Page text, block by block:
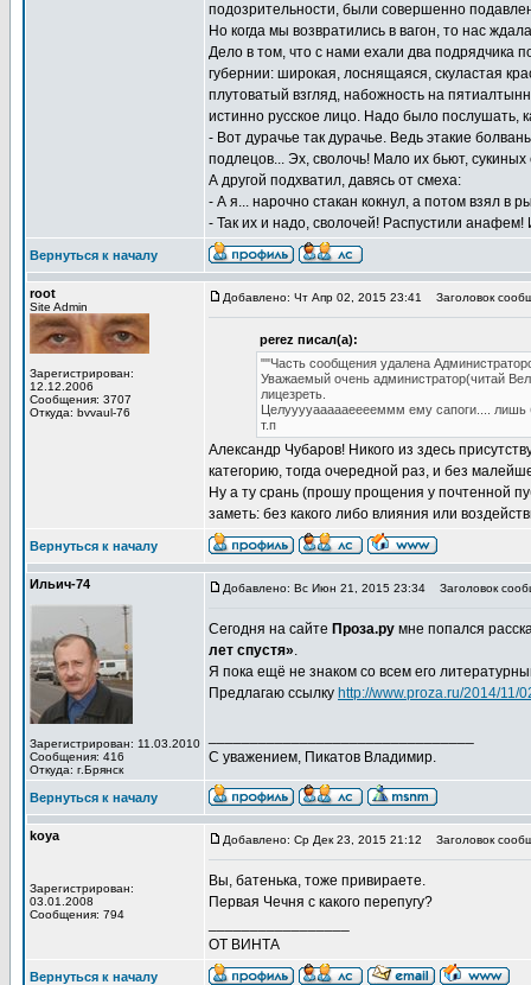
подозрительности, были совершенно
Но когда мы возвратились в вагон, то нас
Дело в том, что с нами ехали два подрядчика
губернии: широкая, лоснящаяся, скуластая
плутоватый взгляд, набожность на
истинно русское лицо. Надо было послушать,
- Вот дурачье так дурачье. Ведь этакие
подлецов... Эх, сволочь! Мало их бьют,
А другой подхватил, давясь от смеха:
- А я... нарочно стакан кокнул, а потом взял в
- Так их и надо, сволочей! Распустили анафем!
Вернуться к началу
root
Site Admin
Зарегистрирован:
12.12.2006
Сообщения: 3707
Откуда: bvvaul-76
Добавлено: Чт Апр 02, 2015 23:41 Заголовок
perez писал(а):
""Часть сообщения удалена
Уважаемый очень администратор(читай
лицезреть.
Целууууаааааееееммм ему сапоги.... лишь
т.п
Александр Чубаров! Никого из здесь
категорию, тогда очередной раз, и без
Ну а ту срань (прошу прощения у почтенной
заметь: без какого либо влияния или
Вернуться к началу
Ильич-74
Зарегистрирован: 11.03.2010
Сообщения: 416
Откуда: г.Брянск
Добавлено: Вс Июн 21, 2015 23:34 Заголовок
Сегодня на сайте Проза.ру мне попался
лет спустя».
Я пока ещё не знаком со всем его
Предлагаю ссылку http://www.proza.ru/2014/11/
С уважением, Пикатов Владимир.
Вернуться к началу
koya
Зарегистрирован:
03.01.2008
Сообщения: 794
Добавлено: Ср Дек 23, 2015 21:12 Заголовок
Вы, батенька, тоже привираете.
Первая Чечня с какого перепугу?
ОТ ВИНТА
Вернуться к началу